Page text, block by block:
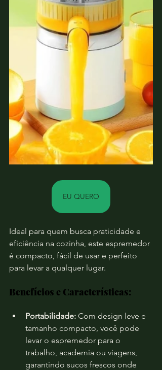
EU QUERO
Ideal para quem busca praticidade e
eficiência na cozinha, este espremedor
é compacto, fácil de usar e perfeito
para levar a qualquer lugar.
Benefícios e Características:
Portabilidade: Com design leve e
tamanho compacto, você pode
levar o espremedor para o
trabalho, academia ou viagens,
garantindo sucos frescos onde